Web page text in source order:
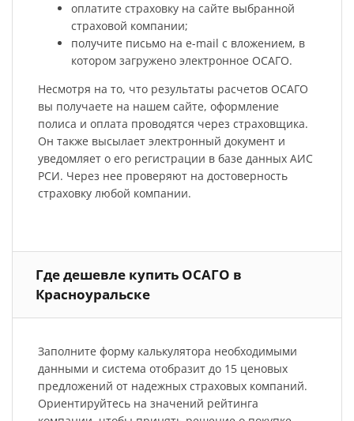
оплатите страховку на сайте выбранной
страховой компании;
получите письмо на e-mail с вложением, в
котором загружено электронное ОСАГО.
Несмотря на то, что результаты расчетов ОСАГО
вы получаете на нашем сайте, оформление
полиса и оплата проводятся через страховщика.
Он также высылает электронный документ и
уведомляет о его регистрации в базе данных АИС
РСИ. Через нее проверяют на достоверность
страховку любой компании.
Где дешевле купить ОСАГО в
Красноуральске
Заполните форму калькулятора необходимыми
данными и система отобразит до 15 ценовых
предложений от надежных страховых компаний.
Ориентируйтесь на значений рейтинга